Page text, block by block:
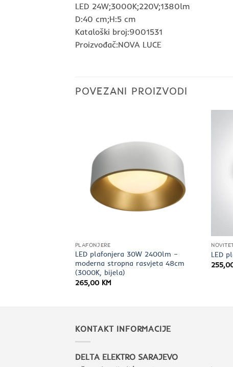
LED 24W;3000K;220V;1380lm
D:40 cm;H:5 cm
Kataloški broj:9001531
Proizvođač:NOVA LUCE
POVEZANI PROIZVODI
PLAFONJERE
LED plafonjera 30W 2400lm –
moderna stropna rasvjeta 48cm
(3000K, bijela)
265,00 KM
LED
KONTAKT INFORMACIJE
DELTA ELEKTRO SARAJEVO